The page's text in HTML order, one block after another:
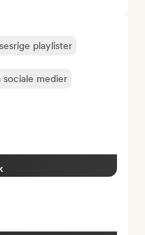
playlister
medier